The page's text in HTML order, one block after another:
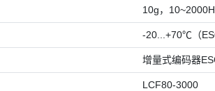
10g，
-20...+70℃（
增量式编码器
LCF80-3000